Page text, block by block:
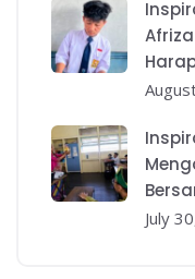
July